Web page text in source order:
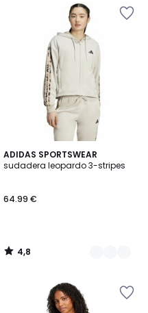
ADIDAS SPORTSWEAR
sudadera leopardo 3-stripes
64.99 €
4,8
/ 5
3
Colores
4,8
/